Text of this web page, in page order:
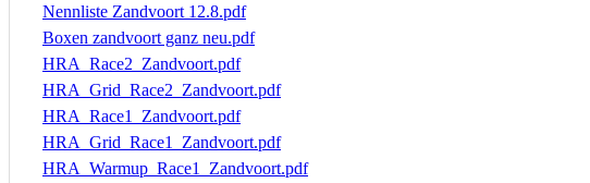
Nennliste Zandvoort 12.8.pdf
Boxen zandvoort ganz neu.pdf
HRA_Race2_Zandvoort.pdf
HRA_Grid_Race2_Zandvoort.pdf
HRA_Race1_Zandvoort.pdf
HRA_Grid_Race1_Zandvoort.pdf
HRA_Warmup_Race1_Zandvoort.pdf